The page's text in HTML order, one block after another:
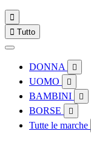

 Tutto
DONNA 
UOMO 
BAMBINI 
BORSE 
Tutte le marche